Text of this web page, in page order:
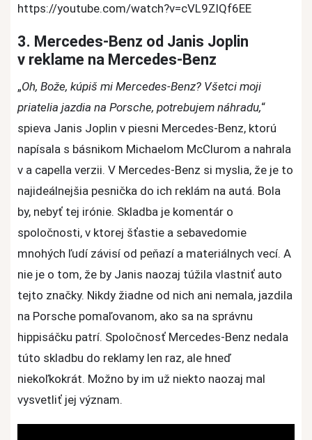
https://youtube.com/watch?v=cVL9ZlQf6EE
3. Mercedes-Benz od Janis Joplin
v reklame na Mercedes-Benz
„Oh, Bože, kúpiš mi Mercedes-Benz? Všetci moji
priatelia jazdia na Porsche, potrebujem náhradu,“
spieva Janis Joplin v piesni Mercedes-Benz, ktorú
napísala s básnikom Michaelom McClurom a nahrala
v a capella verzii. V Mercedes-Benz si myslia, že je to
najideálnejšia pesnička do ich reklám na autá. Bola
by, nebyť tej irónie. Skladba je komentár o
spoločnosti, v ktorej šťastie a sebavedomie
mnohých ľudí závisí od peňazí a materiálnych vecí. A
nie je o tom, že by Janis naozaj túžila vlastniť auto
tejto značky. Nikdy žiadne od nich ani nemala, jazdila
na Porsche pomaľovanom, ako sa na správnu
hippisáčku patrí. Spoločnosť Mercedes-Benz nedala
túto skladbu do reklamy len raz, ale hneď
niekoľkokrát. Možno by im už niekto naozaj mal
vysvetliť jej význam.